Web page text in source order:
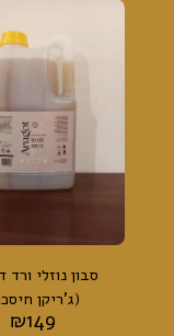
סבון נוזלי
(ג'ריקן
₪149